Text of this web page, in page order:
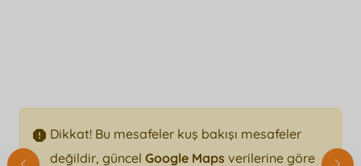
Dikkat! Bu mesafeler kuş bakışı mesafeler
değildir, güncel Google Maps verilerine göre